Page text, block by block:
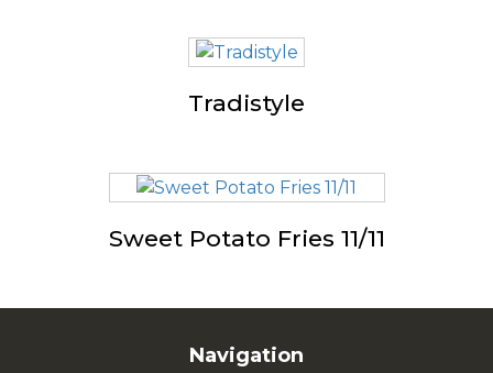
Tradistyle
Sweet Potato Fries 11/11
Navigation